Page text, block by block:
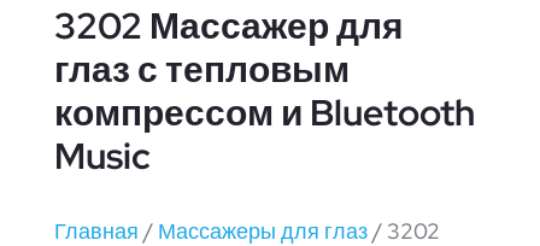
3202 Массажер для
глаз с тепловым
компрессом и Bluetooth
Music
Главная / Массажеры для глаз/ 3202